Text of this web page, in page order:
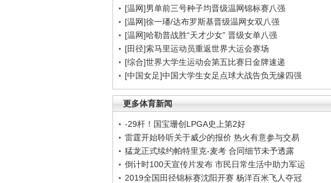
[温网]男单前三号种子均晋级温网锦标赛八强
[温网]徐一璠/达布罗斯基晋级温网女双八强
[温网]哈勒普战胜“天才少女” 晋级女单八强
[田径]索马里运动员重返世界大运会赛场
[综合]世界大学生运动会第五比赛日金牌速递
[中国女足]中国大学生女足点球大战告负无缘四强
更多体育新闻
-29杆！国宝珊创LPGA史上第2好
雷霆开始聆听关于威少的报价 热火有意参与交易
猛龙正式续约帕特里克-麦考 合同细节未予透露
倒计时100天宣传片发布 市民日常生活中助力军运
2019全国田径锦标赛沈阳开赛 杨洋百米飞人夺冠